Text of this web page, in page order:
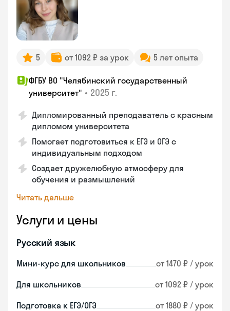
5 от 1092 ₽ за урок 5 лет опыта
ФГБУ ВО "Челябинский государственный
университет" • 2025 г.
Дипломированный преподаватель с красным
дипломом университета
Помогает подготовиться к ЕГЭ и ОГЭ с
индивидуальным подходом
Создает дружелюбную атмосферу для
обучения и размышлений
Читать дальше
Услуги и цены
Русский язык
Мини-курс для школьников от 1470 ₽ / урок
Для школьников от 1092 ₽ / урок
Подготовка к ЕГЭ/ОГЭ от 1880 ₽ / урок